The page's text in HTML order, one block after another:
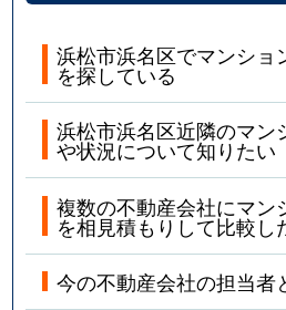
浜松市浜名区でマンショ
を探している
浜松市浜名区近隣のマン
や状況について知りたい
複数の不動産会社にマン
を相見積もりして比較し
今の不動産会社の担当者